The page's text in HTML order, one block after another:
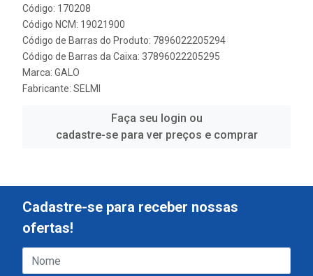
Código: 170208
Código NCM: 19021900
Código de Barras do Produto: 7896022205294
Código de Barras da Caixa: 37896022205295
Marca: GALO
Fabricante: SELMI
Faça seu login ou
cadastre-se para ver preços e comprar
Cadastre-se para receber nossas
ofertas!